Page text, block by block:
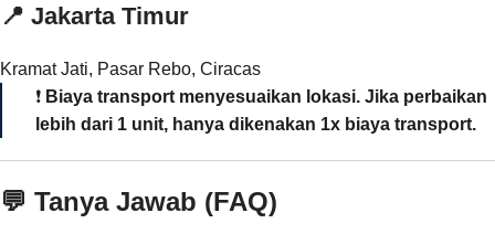
📍 Jakarta Timur
Kramat Jati, Pasar Rebo, Ciracas
❗ Biaya transport menyesuaikan lokasi. Jika perbaikan
lebih dari 1 unit, hanya dikenakan 1x biaya transport.
💬 Tanya Jawab (FAQ)